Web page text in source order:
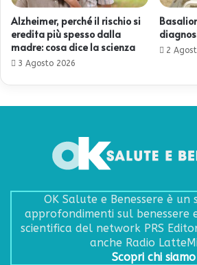
Alzheimer, perché il rischio si
eredita più spesso dalla
madre: cosa dice la scienza
3 Agosto 2026
2
OK Salute e Benessere è un
approfondimenti sul benessere
scientifica del network PRS
anche Radio
Scopri chi siamo